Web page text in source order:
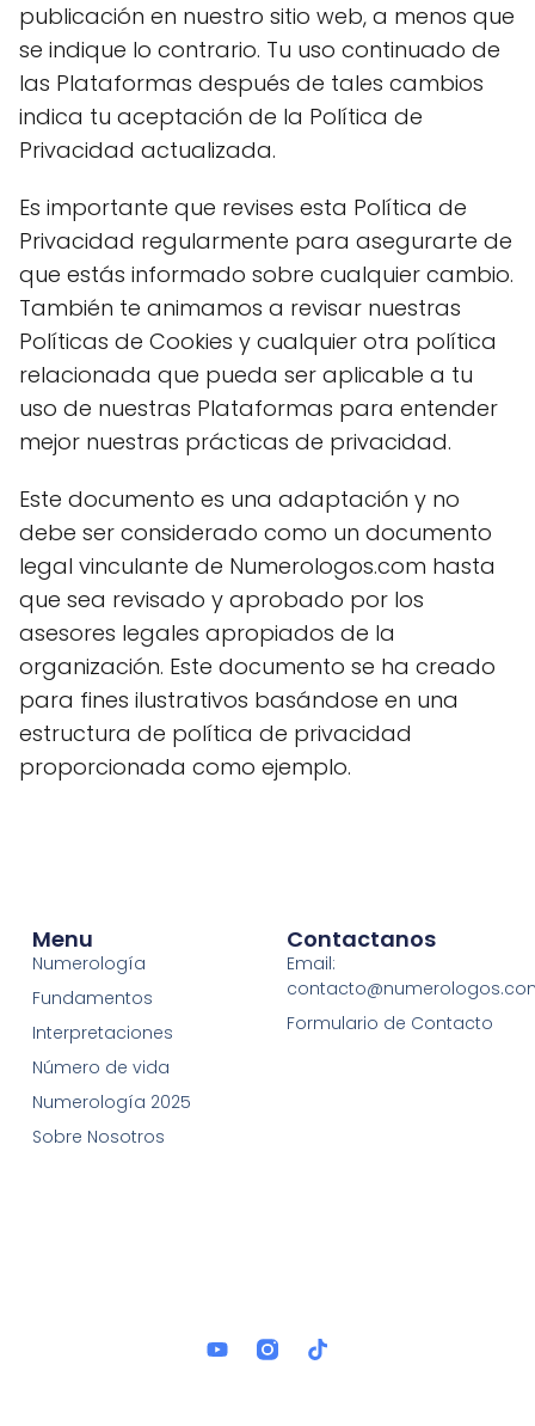
publicación en nuestro sitio web, a menos que
se indique lo contrario. Tu uso continuado de
las Plataformas después de tales cambios
indica tu aceptación de la Política de
Privacidad actualizada.
Es importante que revises esta Política de
Privacidad regularmente para asegurarte de
que estás informado sobre cualquier cambio.
También te animamos a revisar nuestras
Políticas de Cookies y cualquier otra política
relacionada que pueda ser aplicable a tu
uso de nuestras Plataformas para entender
mejor nuestras prácticas de privacidad.
Este documento es una adaptación y no
debe ser considerado como un documento
legal vinculante de Numerologos.com hasta
que sea revisado y aprobado por los
asesores legales apropiados de la
organización. Este documento se ha creado
para fines ilustrativos basándose en una
estructura de política de privacidad
proporcionada como ejemplo.
Menu
Numerología
Fundamentos
Interpretaciones
Número de vida
Numerología 2025
Sobre Nosotros
Contactanos
Email:
Formulario de Contacto